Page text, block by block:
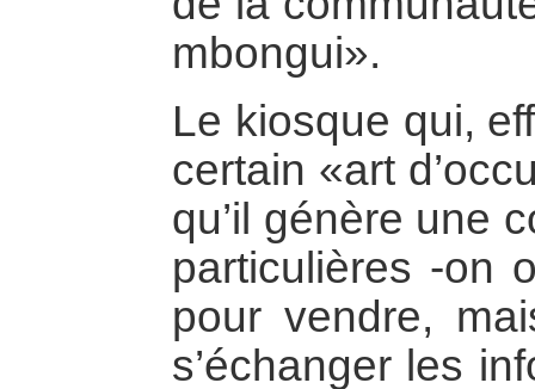
mbongui».
Le kiosque qui,
certain «art
qu’il génère une
particulières -on
pour vendre,
s’échanger les